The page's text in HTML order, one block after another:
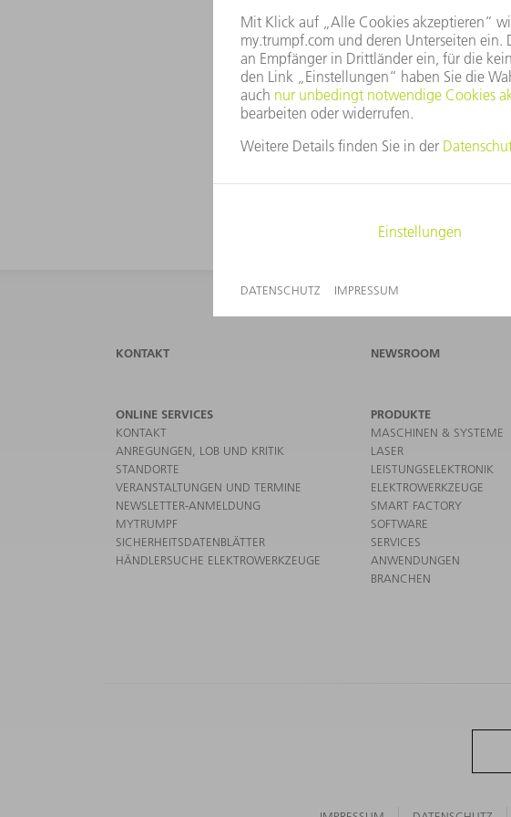
TRUMPF Gruppe
info(at)de.trumpf.com
Telefon +49 7156 3030
KONTAKT NEWSROOM
ONLINE SERVICES
KONTAKT
ANREGUNGEN, LOB UND KRITIK
STANDORTE
VERANSTALTUNGEN UND TERMINE
NEWSLETTER-ANMELDUNG
MYTRUMPF
SICHERHEITSDATENBLÄTTER
HÄNDLERSUCHE ELEKTROWERKZEUGE
PRODUKTE
MASCHINEN & SYSTEME
LASER
LEISTUNGSELEKTRONIK
ELEKTROWERKZEUGE
SMART FACTORY
SOFTWARE
SERVICES
ANWENDUNGEN
BRANCHEN